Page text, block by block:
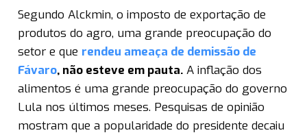
Segundo Alckmin, o imposto de exportação de
produtos do agro, uma grande preocupação do
setor e que rendeu ameaça de demissão de
Fávaro, não esteve em pauta. A inflação dos
alimentos é uma grande preocupação do governo
Lula nos últimos meses. Pesquisas de opinião
mostram que a popularidade do presidente decaiu